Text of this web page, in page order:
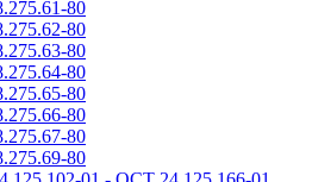
80
80
80
80
80
80
80
80